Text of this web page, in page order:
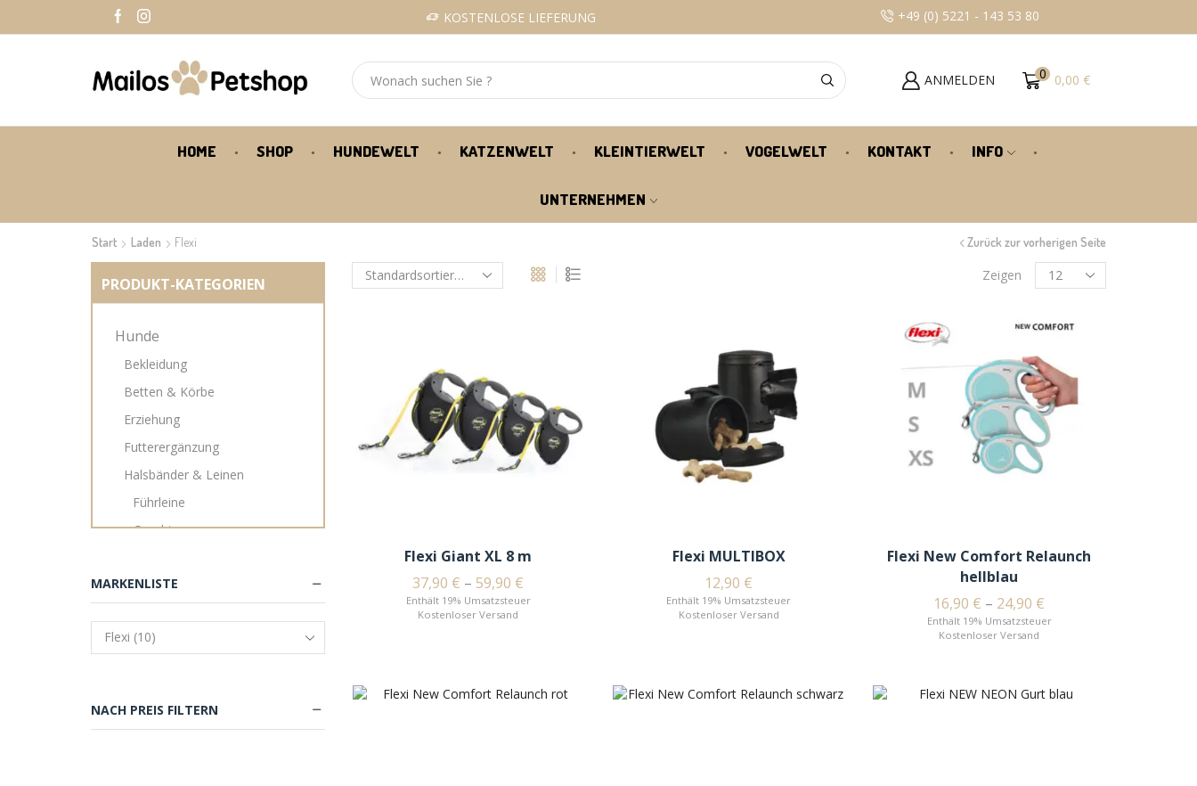
KOSTENLOSE LIEFERUNG +49 (0) 5221 - 143 53 80
ANMELDEN 0 0,00 €
HOME SHOP HUNDEWELT KATZENWELT KLEINTIERWELT VOGELWELT KONTAKT INFO
UNTERNEHMEN
Start Laden Flexi Zurück zur vorherigen Seite
Zeigen
Flexi Giant XL 8 m
37,90 € – 59,90 €
Enthält 19% Umsatzsteuer
Kostenloser Versand
Flexi MULTIBOX
12,90 €
Enthält 19% Umsatzsteuer
Kostenloser Versand
Flexi New Comfort Relaunch
hellblau
16,90 € – 24,90 €
Enthält 19% Umsatzsteuer
Kostenloser Versand
PRODUKT-KATEGORIEN
Hunde
Bekleidung
Betten & Körbe
Erziehung
Futterergänzung
Halsbänder & Leinen
Führleine
Geschirr
Lederleine
Schleppleinen
MARKENLISTE
NACH PREIS FILTERN